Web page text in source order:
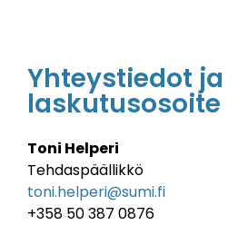
Yhteystiedot ja
laskutusosoite
Toni Helperi
Tehdaspäällikkö
toni.helperi@sumi.fi
+358 50 387 0876